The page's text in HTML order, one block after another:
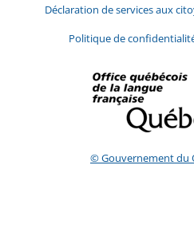
Déclaration de services aux
Politique de
© Gouvernement du